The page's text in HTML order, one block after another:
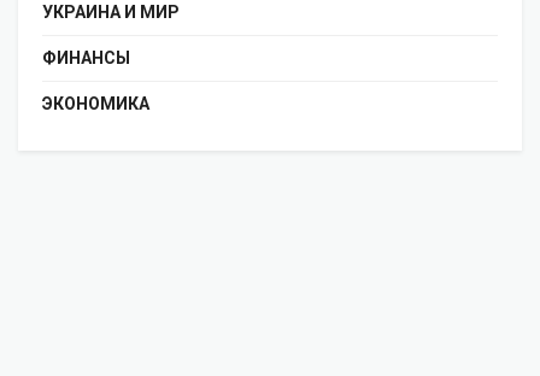
УКРАИНА И МИР
ФИНАНСЫ
ЭКОНОМИКА